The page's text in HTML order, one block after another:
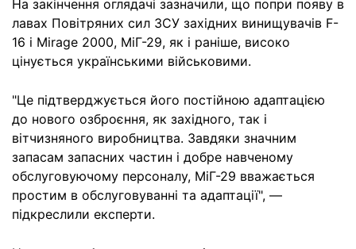
На закінчення оглядачі зазначили, що попри появу в
лавах Повітряних сил ЗСУ західних винищувачів F-
16 і Mirage 2000, МіГ-29, як і раніше, високо
цінується українськими військовими.
"Це підтверджується його постійною адаптацією
до нового озброєння, як західного, так і
вітчизняного виробництва. Завдяки значним
запасам запасних частин і добре навченому
обслуговуючому персоналу, МіГ-29 вважається
простим в обслуговуванні та адаптації", —
підкреслили експерти.